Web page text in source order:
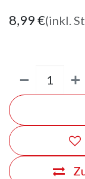
8,99€(inkl.